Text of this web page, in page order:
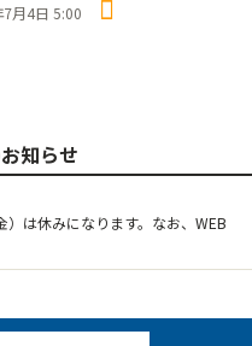
月4日 5:00
知らせ
は休みになります。なお、WEB